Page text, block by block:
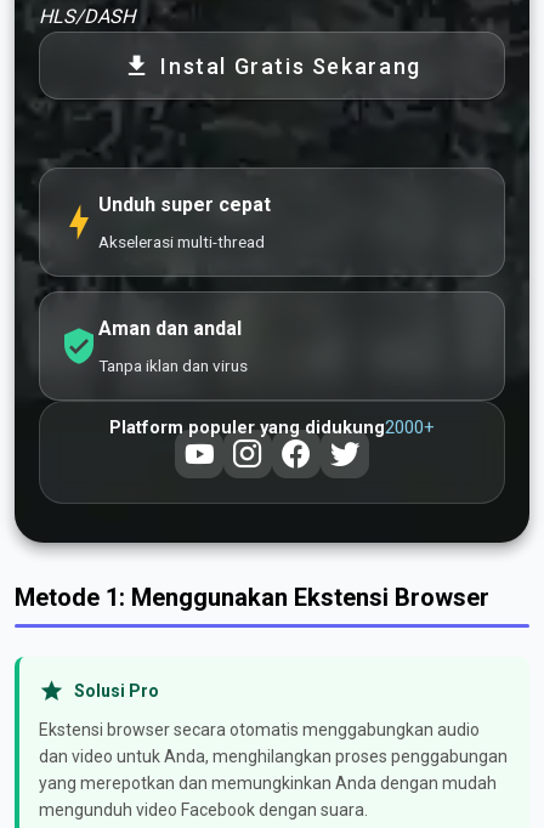
HLS/DASH
Instal Gratis Sekarang
Unduh super cepat
Akselerasi multi-thread
Aman dan andal
Tanpa iklan dan virus
Platform populer yang didukung2000+
Metode 1: Menggunakan Ekstensi Browser
Solusi Pro
Ekstensi browser secara otomatis menggabungkan audio
dan video untuk Anda, menghilangkan proses penggabungan
yang merepotkan dan memungkinkan Anda dengan mudah
mengunduh video Facebook dengan suara.